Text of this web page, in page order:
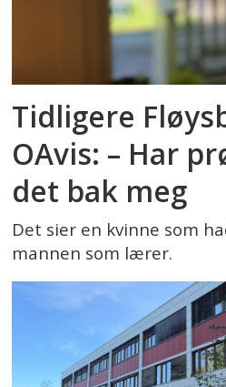
Tidligere
OAvis: – Har
det bak meg
Det sier en kvinne som
mannen som lærer.